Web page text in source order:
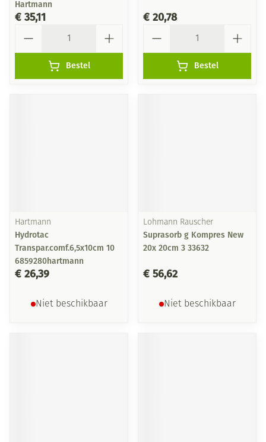
Hartmann
€ 35,11
Bestel
€ 20,78
Bestel
Hartmann
Hydrotac
Transpar.comf.6,5x10cm 10
6859280hartmann
€ 26,39
Niet beschikbaar
Lohmann Rauscher
Suprasorb g Kompres New
20x 20cm 3 33632
€ 56,62
Niet beschikbaar